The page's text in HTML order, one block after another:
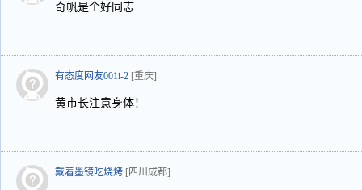
奇帆是个好同志
有态度网友001i-2 [重庆]
黄市长注意身体！
戴着墨镜吃烧烤 [四川成都]